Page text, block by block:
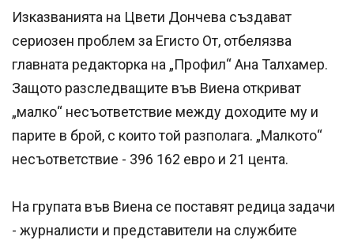
Изказванията на Цвети Дончева създават
сериозен проблем за Егисто От, отбелязва
главната редакторка на „Профил“ Ана Талхамер.
Защото разследващите във Виена откриват
„малко“ несъответствие между доходите му и
парите в брой, с които той разполага. „Малкото“
несъответствие - 396 162 евро и 21 цента.
На групата във Виена се поставят редица задачи
- журналисти и представители на службите